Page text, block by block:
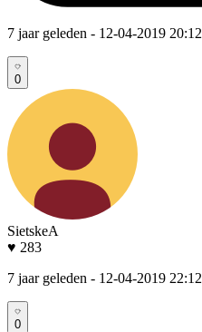
7 jaar geleden - 12-04-2019 20:12
0
SietskeA
♥ 283
7 jaar geleden - 12-04-2019 22:12
0